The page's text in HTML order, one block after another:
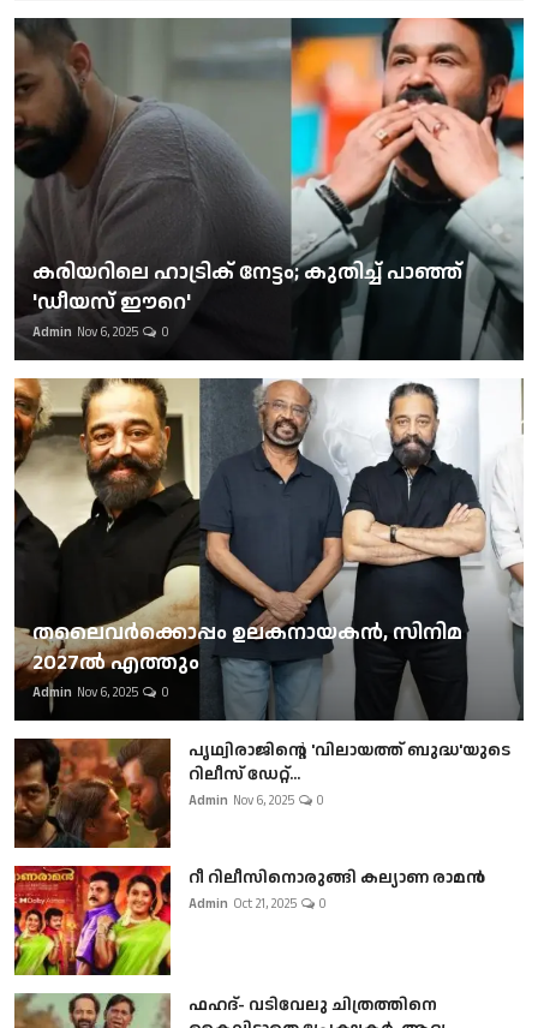
കരിയറിലെ ഹാട്രിക് നേട്ടം; കുതിച്ച് പാഞ്ഞ്
'ഡീയസ് ഈറെ'
Admin Nov 6, 2025 0
തലൈവര്‍ക്കൊപ്പം ഉലകനായകന്‍, സിനിമ
2027ല്‍ എത്തും
Admin Nov 6, 2025 0
പൃഥ്വിരാജിന്റെ 'വിലായത്ത് ബുദ്ധ'യുടെ
റിലീസ് ഡേറ്റ്...
Admin Nov 6, 2025 0
റീ റിലീസിനൊരുങ്ങി കല്യാണ രാമൻ
Admin Oct 21, 2025 0
ഫഹദ്- വടിവേലു ചിത്രത്തിനെ